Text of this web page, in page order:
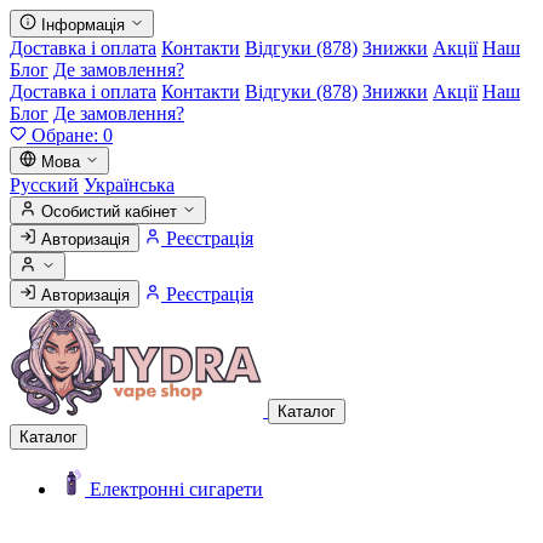
Інформація
Доставка і оплата Контакти Відгуки (878) Знижки Акції Наш
Блог Де замовлення?
Доставка і оплата Контакти Відгуки (878) Знижки Акції Наш
Блог Де замовлення?
Обране: 0
Мова
Русский Українська
Особистий кабінет
Авторизація
Реєстрація
Авторизація Реєстрація
Каталог
Каталог
Електронні сигарети